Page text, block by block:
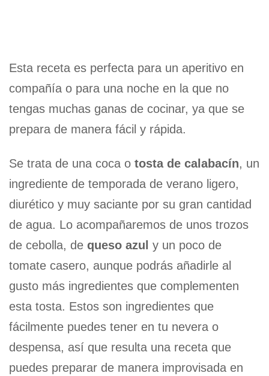
Esta receta es perfecta para un aperitivo en
compañía o para una noche en la que no
tengas muchas ganas de cocinar, ya que se
prepara de manera fácil y rápida.
Se trata de una coca o tosta de calabacín, un
ingrediente de temporada de verano ligero,
diurético y muy saciante por su gran cantidad
de agua. Lo acompañaremos de unos trozos
de cebolla, de queso azul y un poco de
tomate casero, aunque podrás añadirle al
gusto más ingredientes que complementen
esta tosta. Estos son ingredientes que
fácilmente puedes tener en tu nevera o
despensa, así que resulta una receta que
puedes preparar de manera improvisada en